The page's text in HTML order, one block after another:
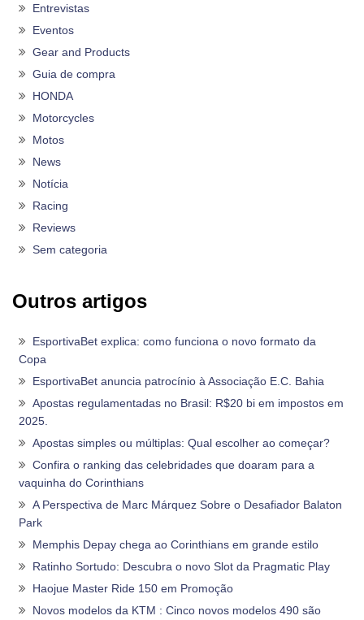
Entrevistas
Eventos
Gear and Products
Guia de compra
HONDA
Motorcycles
Motos
News
Notícia
Racing
Reviews
Sem categoria
Outros artigos
EsportivaBet explica: como funciona o novo formato da
Copa
EsportivaBet anuncia patrocínio à Associação E.C. Bahia
Apostas regulamentadas no Brasil: R$20 bi em impostos em
2025.
Apostas simples ou múltiplas: Qual escolher ao começar?
Confira o ranking das celebridades que doaram para a
vaquinha do Corinthians
A Perspectiva de Marc Márquez Sobre o Desafiador Balaton
Park
Memphis Depay chega ao Corinthians em grande estilo
Ratinho Sortudo: Descubra o novo Slot da Pragmatic Play
Haojue Master Ride 150 em Promoção
Novos modelos da KTM : Cinco novos modelos 490 são